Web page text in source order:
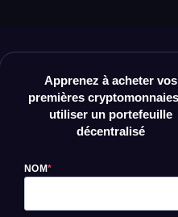
Apprenez à acheter vos
premières
utiliser un portefeuille
décentralisé
NOM